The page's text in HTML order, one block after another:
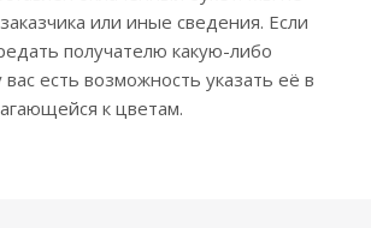
или иные сведения. Если
получателю какую-либо
есть возможность указать её в
к цветам.